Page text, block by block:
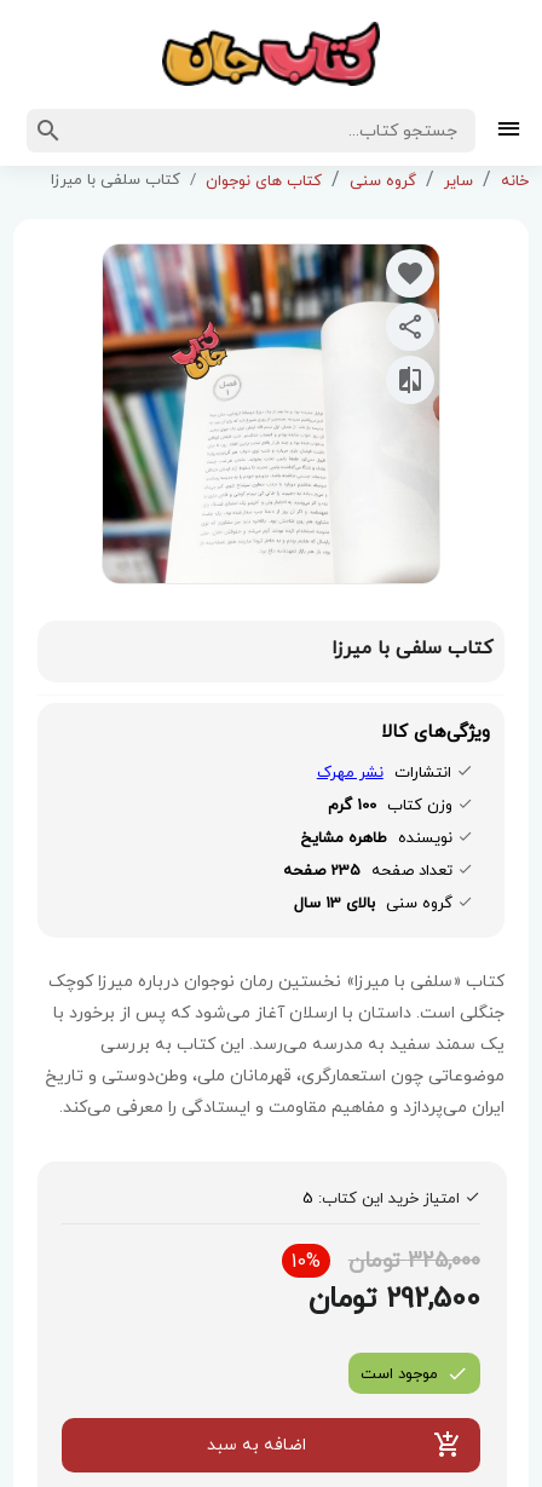
خانه سایر گروه سنی کتاب های نوجوان کتاب سلفی با میرزا
کتاب سلفی با میرزا
ویژگی‌های کالا
انتشارات نشر مهرک
وزن کتاب 100 گرم
نویسنده طاهره مشایخ
تعداد صفحه 235 صفحه
گروه سنی بالای 13 سال
کتاب «سلفی با میرزا» نخستین رمان نوجوان درباره میرزا کوچک
جنگلی است. داستان با ارسلان آغاز می‌شود که پس از برخورد با
یک سمند سفید به مدرسه می‌رسد. این کتاب به بررسی
موضوعاتی چون استعمارگری، قهرمانان ملی، وطن‌دوستی و تاریخ
ایران می‌پردازد و مفاهیم مقاومت و ایستادگی را معرفی می‌کند.
امتیاز خرید این کتاب: 5
325,000 تومان 10%
292,500 تومان
موجود است
اضافه به سبد